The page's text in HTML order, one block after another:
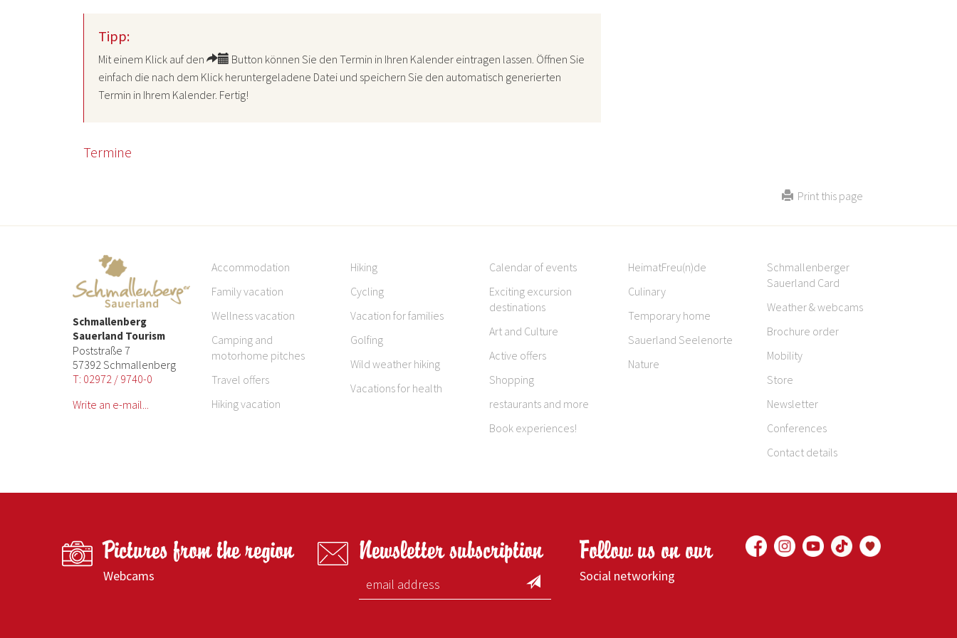
Tipp:
Mit einem Klick auf den
Button können Sie den Termin in Ihren Kalender eintragen lassen. Öffnen Sie
einfach die nach dem Klick heruntergeladene Datei und speichern Sie den automatisch generierten
Termin in Ihrem Kalender. Fertig!
Termine
Print this page
Schmallenberg
Sauerland Tourism
Poststraße 7
57392 Schmallenberg
T: 02972 / 9740-0
Write an e-mail...
Accommodation
Family vacation
Wellness vacation
Camping and
motorhome pitches
Travel offers
Hiking vacation
Hiking
Cycling
Vacation for families
Golfing
Wild weather hiking
Vacations for health
Calendar of events
Exciting excursion
destinations
Art and Culture
Active offers
Shopping
restaurants and more
Book experiences!
HeimatFreu(n)de
Culinary
Temporary home
Sauerland Seelenorte
Nature
Schmallenberger
Sauerland Card
Weather & webcams
Brochure order
Mobility
Store
Newsletter
Conferences
Contact details
Pictures from the region
Webcams
Newsletter subscription Follow us on our
Social networking